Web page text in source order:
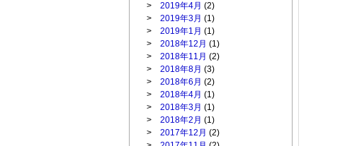
> 2019年4月 (2)
> 2019年3月 (1)
> 2019年1月 (1)
> 2018年12月 (1)
> 2018年11月 (2)
> 2018年8月 (3)
> 2018年6月 (2)
> 2018年4月 (1)
> 2018年3月 (1)
> 2018年2月 (1)
> 2017年12月 (2)